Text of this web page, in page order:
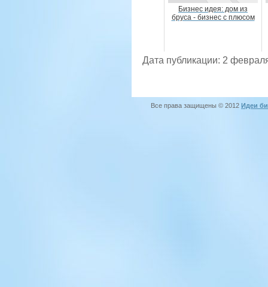
Бизнес идея: дом из
бруса - бизнес с плюсом
Дата публикации: 2
Все права защищены © 2012 Идеи